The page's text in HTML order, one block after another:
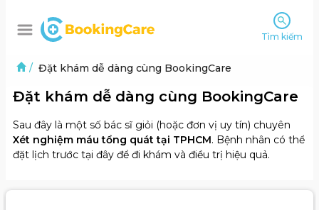
Tìm kiếm
/ Đặt khám dễ dàng cùng BookingCare
Đặt khám dễ dàng cùng BookingCare
Sau đây là một số bác sĩ giỏi (hoặc đơn vị uy tín) chuyên
Xét nghiệm máu tổng quát tại TPHCM. Bệnh nhân có thể
đặt lịch trước tại đây để đi khám và điều trị hiệu quả.